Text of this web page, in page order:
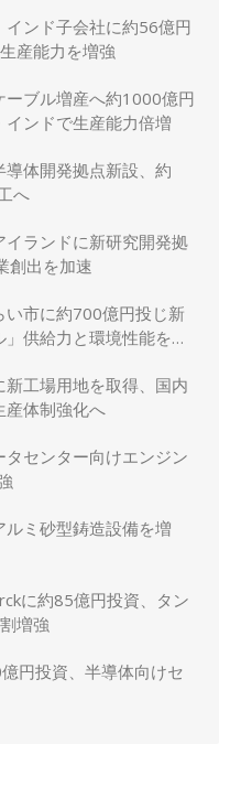
ンド子会社に約56億円
産能力を増強
ブル増産へ約1000億円
ンドで生産能力倍増
導体開発拠点新設、約
へ
イランドに新研究開発拠
創出を加速
い市に約700億円投じ新
供給力と環境性能を強
工場用地を取得、国内
産体制強化へ
センター向けエンジン
ミ砂型鋳造設備を増
に約85億円投資、タン
増強
円投資、半導体向けセ